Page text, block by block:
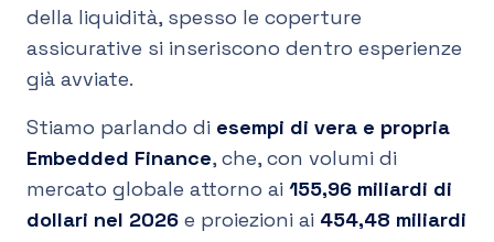
della liquidità, spesso le coperture
assicurative si inseriscono dentro esperienze
già avviate.
Stiamo parlando di esempi di vera e propria
Embedded Finance, che, con volumi di
mercato globale attorno ai 155,96 miliardi di
dollari nel 2026 e proiezioni ai 454,48 miliardi